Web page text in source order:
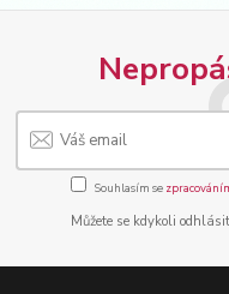
Souhlasím se
Můžete se kdykoli